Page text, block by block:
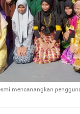
mencanangkan